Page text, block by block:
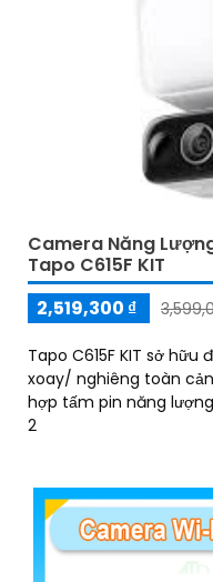
Camera Năng
Tapo C615F KIT
2,519,300 ₫
Tapo C615F KIT sở hữu
xoay/ nghiêng toàn
hợp tấm pin năng
2